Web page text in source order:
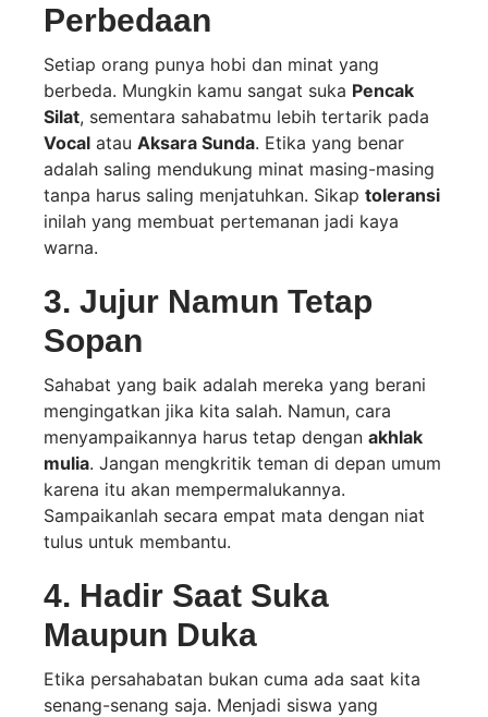
Perbedaan
Setiap orang punya hobi dan minat yang
berbeda. Mungkin kamu sangat suka Pencak
Silat, sementara sahabatmu lebih tertarik pada
Vocal atau Aksara Sunda. Etika yang benar
adalah saling mendukung minat masing-masing
tanpa harus saling menjatuhkan. Sikap toleransi
inilah yang membuat pertemanan jadi kaya
warna.
3. Jujur Namun Tetap
Sopan
Sahabat yang baik adalah mereka yang berani
mengingatkan jika kita salah. Namun, cara
menyampaikannya harus tetap dengan akhlak
mulia. Jangan mengkritik teman di depan umum
karena itu akan mempermalukannya.
Sampaikanlah secara empat mata dengan niat
tulus untuk membantu.
4. Hadir Saat Suka
Maupun Duka
Etika persahabatan bukan cuma ada saat kita
senang-senang saja. Menjadi siswa yang